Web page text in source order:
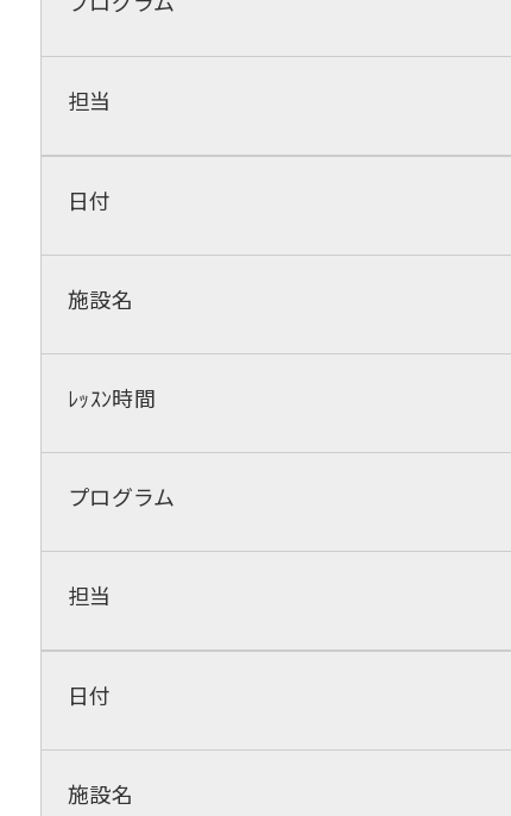
担当
日付
施設名
ﾚｯｽﾝ時間
プログラム
担当
日付
施設名